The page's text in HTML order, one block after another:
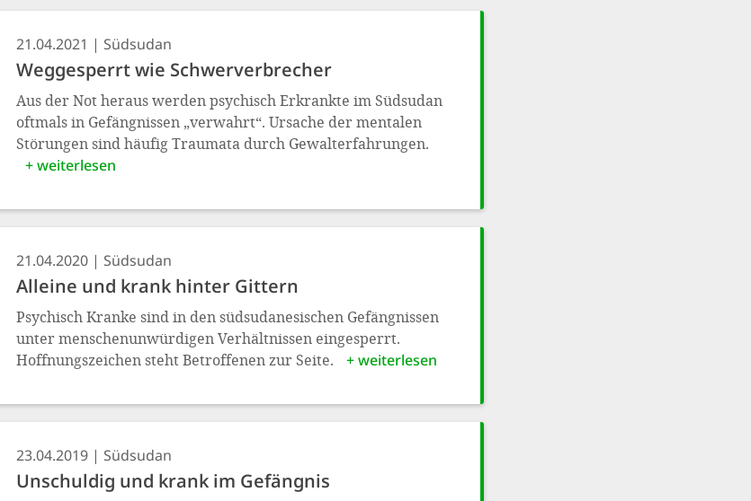
21.04.2021 Südsudan
Weggesperrt wie Schwerverbrecher
Aus der Not heraus werden psychisch Erkrankte im Südsudan
oftmals in Gefängnissen „verwahrt“. Ursache der mentalen
Störungen sind häufig Traumata durch Gewalterfahrungen.
+ weiterlesen
21.04.2020 Südsudan
Alleine und krank hinter Gittern
Psychisch Kranke sind in den südsudanesischen Gefängnissen
unter menschenunwürdigen Verhältnissen eingesperrt.
Hoffnungszeichen steht Betroffenen zur Seite.
+ weiterlesen
23.04.2019 Südsudan
Unschuldig und krank im Gefängnis